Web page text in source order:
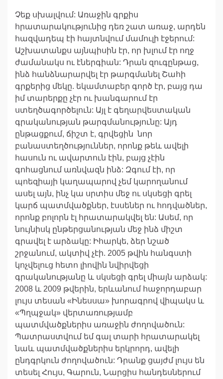
Չեք սխալվում: Առաջին գրքիս
հրատարակությունից դեռ շատ առաջ, արդեն
հազվադեպ էի հայտնվում մամուլի էջերում:
Աշխատանքս այնպիսին էր, որ խլում էր ողջ
ժամանակս ու էներգիան: Դրան զուգընթաց,
ինձ հանձնարարվել էր թարգմանել Շահի
գրքերից մեկը. եկամտաբեր գործ էր, բայց դա
իմ տարերքը չէր ու խանգարում էր
ստեղծագործելուն: Այլ է գեղարվեստական
գրականության թարգմանությունը: Այդ
ընթացքում, ճիշտ է, գրվեցին նոր
բանաստեղծություններ, որոնք թեև ավելի
հասուն ու ավարտուն էին, բայց չէին
գոհացնում առնվազն ինձ: Զգում էի, որ
պոեզիայի կաղապարով չեմ կարողանում
ասել այն, ինչ կա սրտիս մեջ ու սկսեցի գրել
կարճ պատմվածքներ, էսսեներ ու հոդվածներ,
որոնք բոլորն էլ հրատարակվել են: Ասեմ, որ
նույնիսկ ընթերցանության մեջ ինձ միշտ
գրավել է արձակը: Իհարկե, ձեր նշած
շրջանում, ակտիվ չէի. 2005 թվին հանգստի
կոչվելուց հետո լիովին նվիրվեցի
գրականությանը և սկսեցի գրել միայն արձակ:
2008 և 2009 թվերին, երևանում հաջորդաբար
լույս տեսան «Ինեսսա» խորագրով վիպակս և
«Պղպջակ» վերտառությամբ
պատմվածքներիս առաջին ժողովածուն:
Պատրաստվում եմ գալ տարի հրատարակել
նաև պատմվածքներիս երկրորդ, ավելի
ընդգրկուն ժողովածուն: Դրանք ցայժմ լույս են
տեսել Հույս, Գարուն, Նարցիս հանդեսներում